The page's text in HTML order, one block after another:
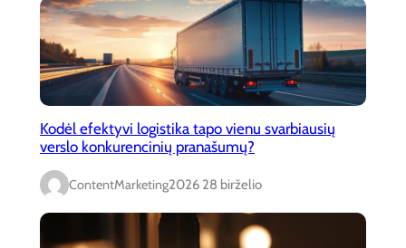
Kodėl efektyvi logistika tapo vienu svarbiausių
verslo konkurencinių pranašumų?
ContentMarketing2026 28 birželio